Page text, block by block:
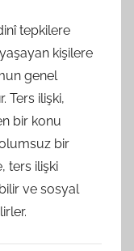
tepkilere
kişilere
genel
Ters ilişki,
bir konu
bir
ters ilişki
ve sosyal